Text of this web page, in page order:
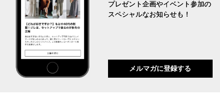
プレゼント企画やイベント参加の
スペシャルなお知らせも！
メルマガに登録する